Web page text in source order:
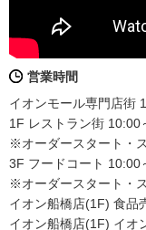
営業時間
イオンモール専門店街
1F レストラン街 10:00
※オーダースタート・
3F フードコート 10:00
※オーダースタート・
イオン船橋店(1F) 食品
イオン船橋店(1F) イオ